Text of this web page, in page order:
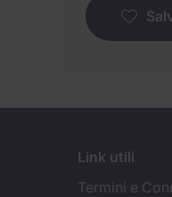
Link utili
Termini e